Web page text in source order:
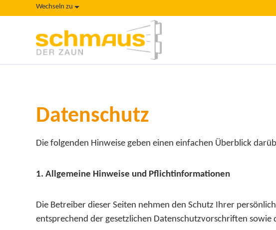
Wechseln zu
Datenschutz
Die folgenden Hinweise geben einen einfachen Überblick
1. Allgemeine Hinweise und Pflichtinformationen
Die Betreiber dieser Seiten nehmen den Schutz Ihrer
entsprechend der gesetzlichen Datenschutzvorschriften sowie